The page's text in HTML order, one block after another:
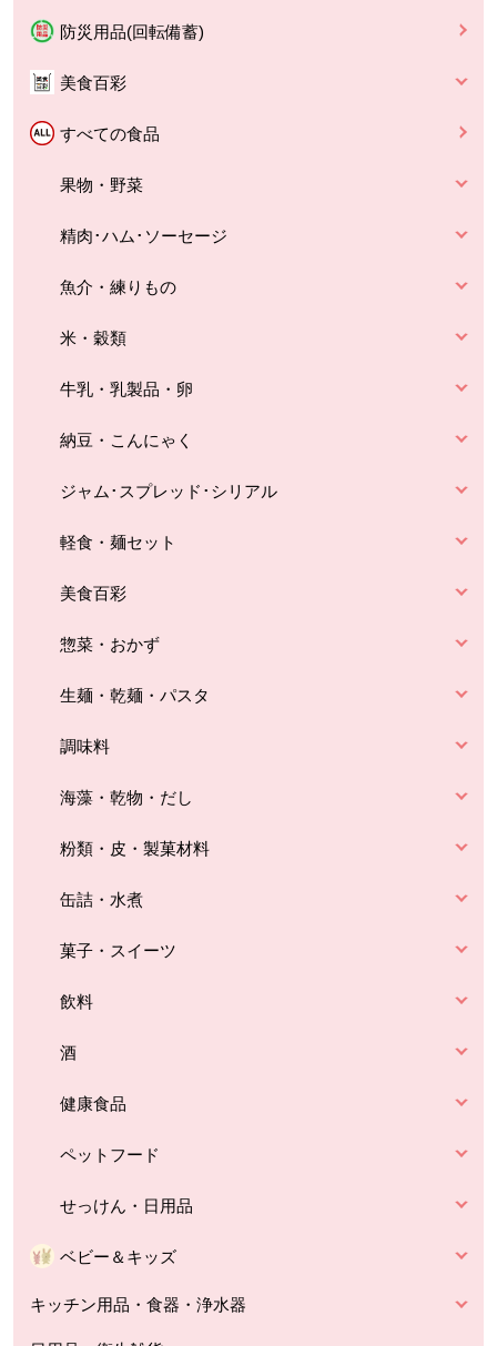
防災用品(回転備蓄)
美食百彩
すべての食品
果物・野菜
精肉･ハム･ソーセージ
魚介・練りもの
米・穀類
牛乳・乳製品・卵
納豆・こんにゃく
ジャム･スプレッド･シリアル
軽食・麺セット
美食百彩
惣菜・おかず
生麺・乾麺・パスタ
調味料
海藻・乾物・だし
粉類・皮・製菓材料
缶詰・水煮
菓子・スイーツ
飲料
酒
健康食品
ペットフード
せっけん・日用品
ベビー＆キッズ
キッチン用品・食器・浄水器